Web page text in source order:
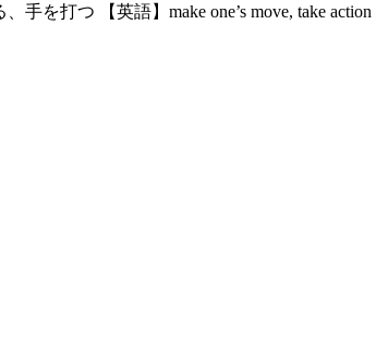
手を打つ 【英語】make one’s move, take